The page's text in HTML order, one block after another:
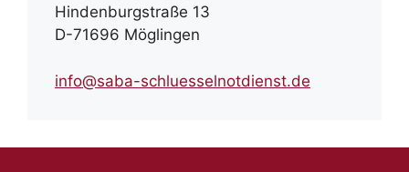
Hindenburgstraße 13
D-71696 Möglingen
info@saba-schluesselnotdienst.de